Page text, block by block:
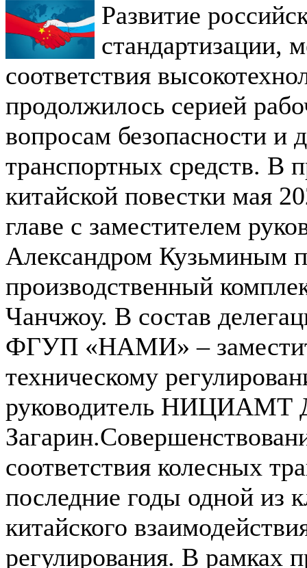
Развитие
стандартизации,
соответствия
продолжилось серией
вопросам безопасности и
транспортных средств. В
китайской повестки мая
главе с заместителем
Александром Кузьминым
производственный
Чанчжоу. В состав
ФГУП «НАМИ» –
техническому
руководитель НИЦИАМТ
соответствия колесных
последние годы одной из
китайского
регулирования. В рамках